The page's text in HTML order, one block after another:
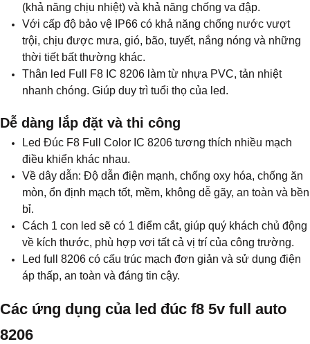
(khả năng chịu nhiệt) và khả năng chống va đập.
Với cấp độ bảo vệ IP66 có khả năng chống nước vượt
trội, chịu được mưa, gió, bão, tuyết, nắng nóng và những
thời tiết bất thường khác.
Thân l ed Full F8 IC 8206 làm từ nhựa PVC, tản nhiệt
nhanh chóng. Giúp duy trì tuổi thọ của led.
Dễ dàng lắp đặt và thi công
Led Đúc F8 Full Color IC 8206 tương thích nhiều mạch
điều khiển khác nhau.
Về dây dẫn: Độ dẫn điện mạnh, chống oxy hóa, chống ăn
mòn, ổn định mạch tốt, mềm, không dễ gãy, an toàn và bền
bỉ.
Cách 1 con led sẽ có 1 điểm cắt, giúp quý khách chủ động
về kích thước, phù hợp vơi tất cả vị trí của công trường.
Led full 8206 có cấu trúc mạch đơn giản và sử dụng điện
áp thấp, an toàn và đáng tin cậy.
Các ứng dụng của led đúc f8 5v full auto
8206